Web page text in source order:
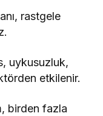
rastgele
uykusuzluk,
etkilenir.
birden fazla